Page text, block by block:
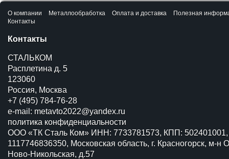
О компании Металлообработка Оплата и доставка
Полезная
Контакты
Контакты
СТАЛЬКОМ
Расплетина д. 5
123060
Россия, Москва
+7 (495) 784-76-28
e-mail: metavto2022@yandex.ru
политика конфиденциальности
ООО «ТК Сталь Ком» ИНН: 7733781573, КПП:
1117746836350, Московская область, г. Красногорск, м-н
Ново-Никольская, д.57